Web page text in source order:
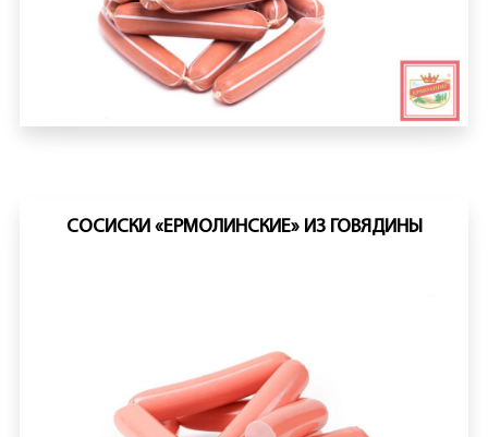
СОСИСКИ «ЕРМОЛИНСКИЕ» ИЗ ГОВЯДИНЫ